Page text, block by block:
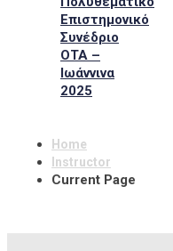
Επιστημονικό
Συνέδριο
ΟΤΑ –
Ιωάννινα
2025
Home
Instructor
Current Page